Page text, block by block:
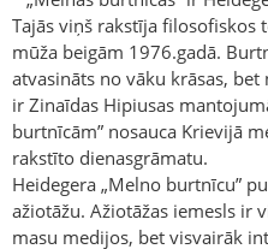
Tajās viņš rakstīja filosofiskos
mūža beigām 1976.gadā.
atvasināts no vāku krāsas, bet
ir Zinaīdas Hipiusas
burtnīcām” nosauca Krievijā
rakstīto dienasgrāmatu.
Heidegera „Melno burtnīcu”
ažiotāžu. Ažiotāžas iemesls ir
masu medijos, bet visvairāk